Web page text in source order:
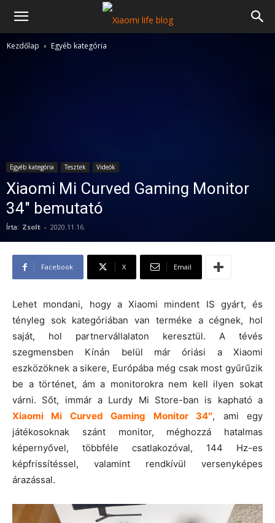
Kezdőlap Egyéb kategória
Egyéb kategória Tesztek Videók
Xiaomi Mi Curved Gaming Monitor
34″ bemutató
Írta: Zsolt - 2020.11.16.
Facebook X Email
Lehet mondani, hogy a Xiaomi mindent IS gyárt, és
tényleg sok kategóriában van terméke a cégnek, hol
saját, hol partnervállalaton keresztül. A tévés
szegmensben Kínán belül már óriási a Xiaomi
eszközöknek a sikere, Európába még csak most gyűrűzik
be a történet, ám a monitorokra nem kell ilyen sokat
várni. Sőt, immár a Lurdy Mi Store-ban is kapható a
Xiaomi Mi Curved Gaming Monitor 34″, ami egy
játékosoknak szánt monitor, méghozzá hatalmas
képernyővel, többféle csatlakozóval, 144 Hz-es
képfrissítéssel, valamint rendkívül versenyképes
árazással.